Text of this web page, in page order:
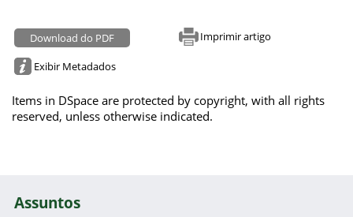
Download do PDF Imprimir artigo
Exibir Metadados
Items in DSpace are protected by copyright, with all rights
reserved, unless otherwise indicated.
Assuntos